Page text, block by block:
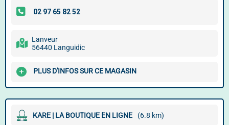
Lanveur
56440 Languidic
PLUS D'INFOS SUR CE MAGASIN
KARE | LA BOUTIQUE EN LIGNE (6.8 km)